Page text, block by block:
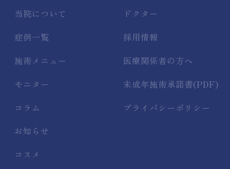
当院について
症例一覧
施術メニュー
モニター
コラム
お知らせ
コスメ
ドクター
採用情報
医療関係者の方へ
未成年施術承諾書(PDF)
プライバシーポリシー